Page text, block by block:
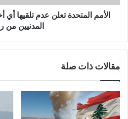
الأمم المتحدة تعلن عدم تلقيها أي
المدنيين من
مقالات ذات صلة